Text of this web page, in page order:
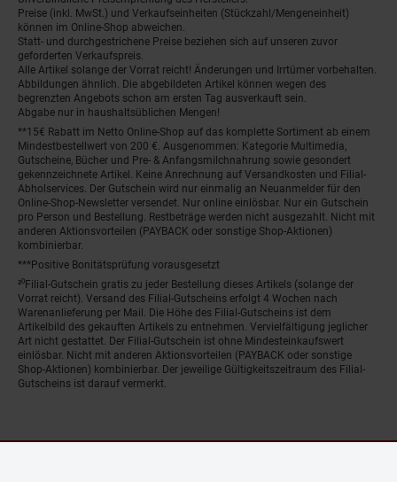
Preise (inkl. MwSt.) und Verkaufseinheiten (Stückzahl/Mengeneinheit)
können im Online-Shop abweichen.
Statt- und durchgestrichene Preise beziehen sich auf unseren zuvor
geforderten Verkaufspreis.
Alle Artikel solange der Vorrat reicht! Änderungen und Irrtümer vorbehalten.
Abbildungen ähnlich. Die abgebildeten Artikel können wegen des
begrenzten Angebots schon am ersten Tag ausverkauft sein.
Abgabe nur in haushaltsüblichen Mengen!
**15€ Rabatt im Netto Online-Shop auf das komplette Sortiment ab einem
Mindestbestellwert von 200 €. Ausgenommen: Kategorie Multimedia,
Gutscheine, Bücher und Pre- & Anfangsmilchnahrung sowie gesondert
gekennzeichnete Artikel. Keine Anrechnung auf Versandkosten und Filial-
Abholservices. Der Gutschein wird nur einmalig an Neuanmelder für den
Online-Shop-Newsletter versendet. Nur online einlösbar. Nur ein Gutschein
pro Person und Bestellung. Restbeträge werden nicht ausgezahlt. Nicht mit
anderen Aktionsvorteilen (PAYBACK oder sonstige Shop-Aktionen)
kombinierbar.
***Positive Bonitätsprüfung vorausgesetzt
²⁰Filial-Gutschein gratis zu jeder Bestellung dieses Artikels (solange der
Vorrat reicht). Versand des Filial-Gutscheins erfolgt 4 Wochen nach
Warenanlieferung per Mail. Die Höhe des Filial-Gutscheins ist dem
Artikelbild des gekauften Artikels zu entnehmen. Vervielfältigung jeglicher
Art nicht gestattet. Der Filial-Gutschein ist ohne Mindesteinkaufswert
einlösbar. Nicht mit anderen Aktionsvorteilen (PAYBACK oder sonstige
Shop-Aktionen) kombinierbar. Der jeweilige Gültigkeitszeitraum des Filial-
Gutscheins ist darauf vermerkt.